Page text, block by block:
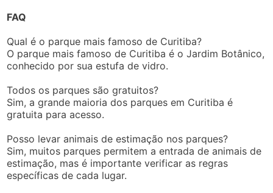
FAQ
Qual é o parque mais famoso de Curitiba?
O parque mais famoso de Curitiba é o Jardim Botânico,
conhecido por sua estufa de vidro.
Todos os parques são gratuitos?
Sim, a grande maioria dos parques em Curitiba é
gratuita para acesso.
Posso levar animais de estimação nos parques?
Sim, muitos parques permitem a entrada de animais de
estimação, mas é importante verificar as regras
específicas de cada lugar.